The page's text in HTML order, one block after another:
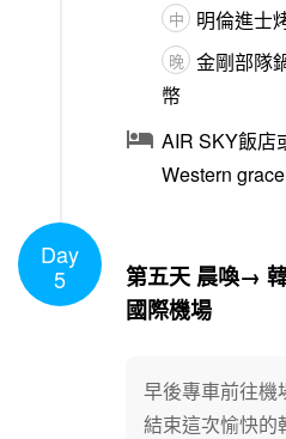
中 明倫進士
晚 金剛部隊
幣
 AIR SKY飯店
Western
Day
5
第五天 晨喚→
國際機場
早後專車前往機
結束這次愉快的